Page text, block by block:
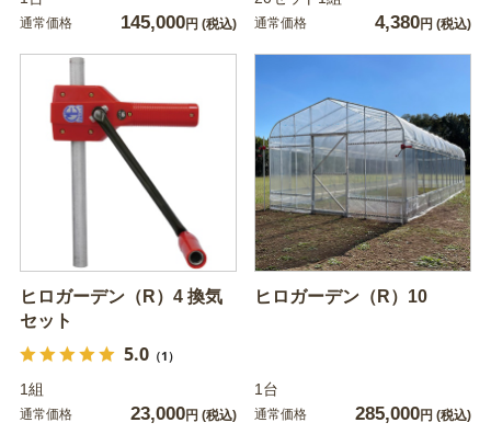
通常価格 145,000円 (税込) 通常価格 4,380円 (税込)
ヒロガーデン（R）4 換気
セット
5.0（1）
1組
通常価格 23,000円 (税込)
ヒロガーデン（R）10
1台
通常価格 285,000円 (税込)